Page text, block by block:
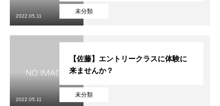
未分類
2022.05.11
未分類
【佐藤】エントリークラスに体験に
来ませんか？
2022.05.11